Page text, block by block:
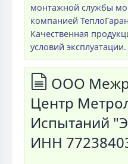
монтажной службы
компанией
Качественная
условий эксплуатации.
ООО
Центр
Испытаний
ИНН